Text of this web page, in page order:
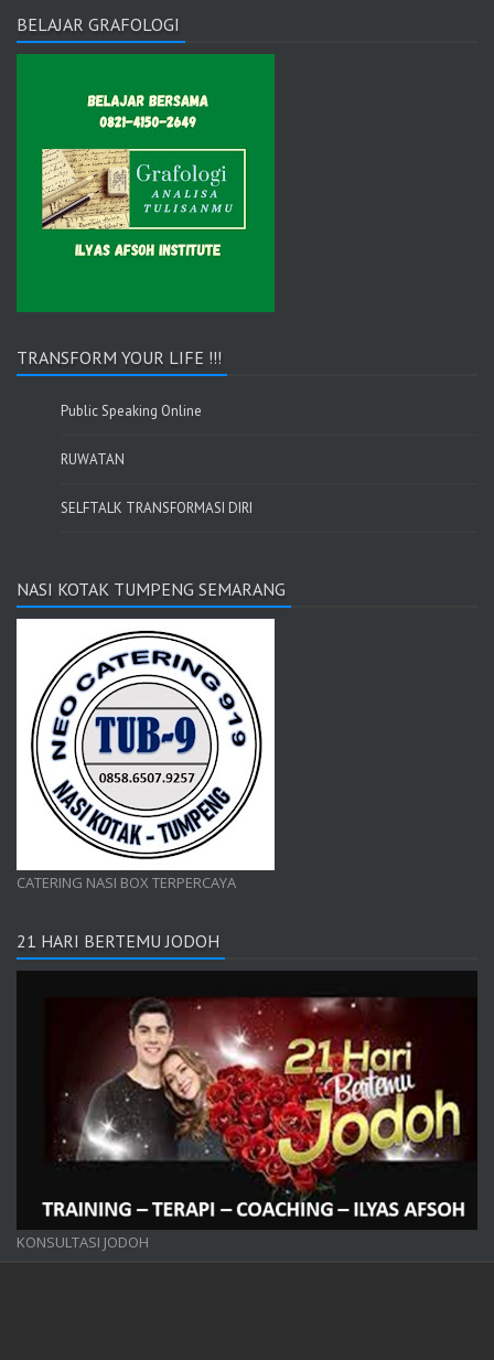
BELAJAR GRAFOLOGI
TRANSFORM YOUR LIFE !!!
Public Speaking Online
RUWATAN
SELFTALK TRANSFORMASI DIRI
NASI KOTAK TUMPENG SEMARANG
CATERING NASI BOX TERPERCAYA
21 HARI BERTEMU JODOH
KONSULTASI JODOH